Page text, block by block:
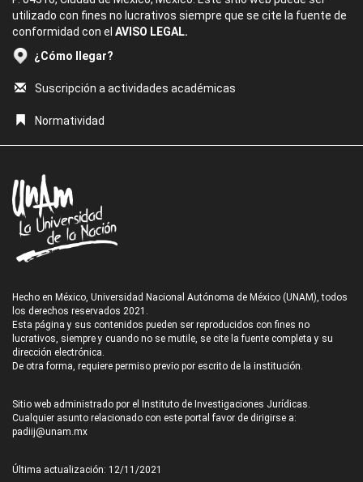
utilizado con fines no lucrativos siempre que se cite la fuente de
conformidad con el AVISO LEGAL.
¿Cómo llegar?
Suscripción a actividades académicas
Normatividad
Hecho en México, Universidad Nacional Autónoma de México (UNAM), todos
los derechos reservados 2021.
Esta página y sus contenidos pueden ser reproducidos con fines no
lucrativos, siempre y cuando no se mutile, se cite la fuente completa y su
dirección electrónica.
De otra forma, requiere permiso previo por escrito de la institución.
Sitio web administrado por el Instituto de Investigaciones Jurídicas.
Cualquier asunto relacionado con este portal favor de dirigirse a:
padiij@unam.mx
Última actualización: 12/11/2021